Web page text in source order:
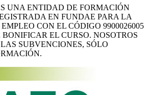
UNA ENTIDAD DE FORMACIÓN
EN FUNDAE PARA LA
CON EL CÓDIGO 9900026005
EL CURSO. NOSOTROS
SUBVENCIONES, SÓLO